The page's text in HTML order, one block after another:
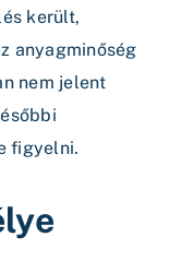
került,
anyagminőség
nem jelent
figyelni.